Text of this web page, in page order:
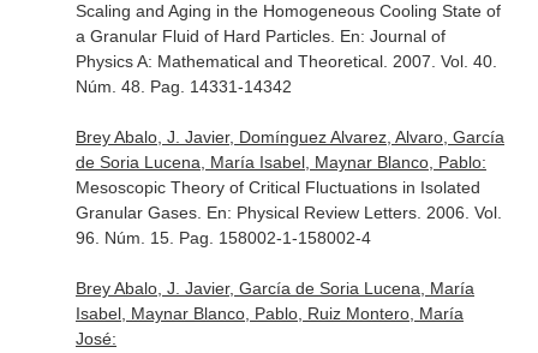
Scaling and Aging in the Homogeneous Cooling State of
a Granular Fluid of Hard Particles. En: Journal of
Physics A: Mathematical and Theoretical. 2007. Vol. 40.
Núm. 48. Pag. 14331-14342
Brey Abalo, J. Javier, Domínguez Alvarez, Alvaro, García
de Soria Lucena, María Isabel, Maynar Blanco, Pablo:
Mesoscopic Theory of Critical Fluctuations in Isolated
Granular Gases. En: Physical Review Letters. 2006. Vol.
96. Núm. 15. Pag. 158002-1-158002-4
Brey Abalo, J. Javier, García de Soria Lucena, María
Isabel, Maynar Blanco, Pablo, Ruiz Montero, María
José: